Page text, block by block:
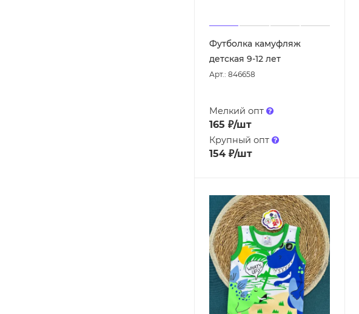
Футболка камуфляж
детская 9-12 лет
Арт.: 846658
Мелкий опт
165 ₽/шт
Крупный опт
154 ₽/шт